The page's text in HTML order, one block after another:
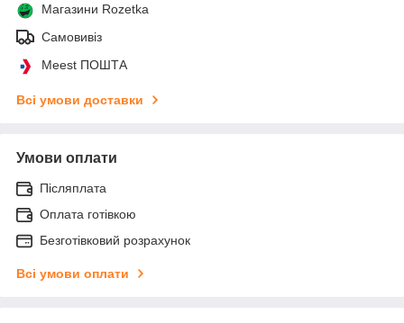
Магазини Rozetka
Самовивіз
Meest ПОШТА
Всі умови доставки
Умови оплати
Післяплата
Оплата готівкою
Безготівковий розрахунок
Всі умови оплати